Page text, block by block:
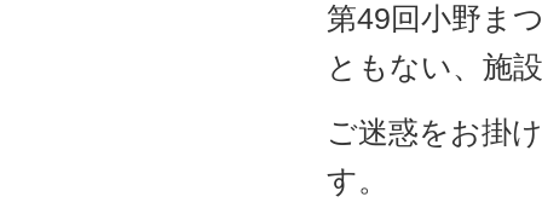
第49回小野ま
ともない、施
ご迷惑をお掛
す。